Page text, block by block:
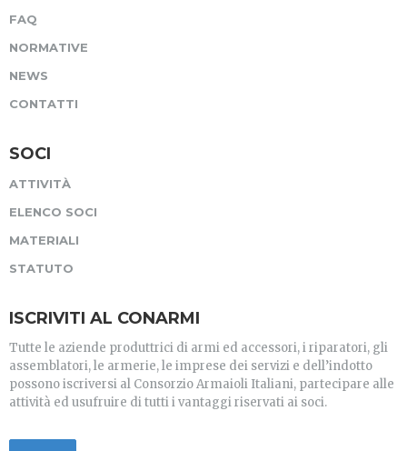
FAQ
NORMATIVE
NEWS
CONTATTI
SOCI
ATTIVITÀ
ELENCO SOCI
MATERIALI
STATUTO
ISCRIVITI AL CONARMI
Tutte le aziende produttrici di armi ed accessori, i riparatori, gli
assemblatori, le armerie, le imprese dei servizi e dell’indotto
possono iscriversi al Consorzio Armaioli Italiani, partecipare alle
attività ed usufruire di tutti i vantaggi riservati ai soci.